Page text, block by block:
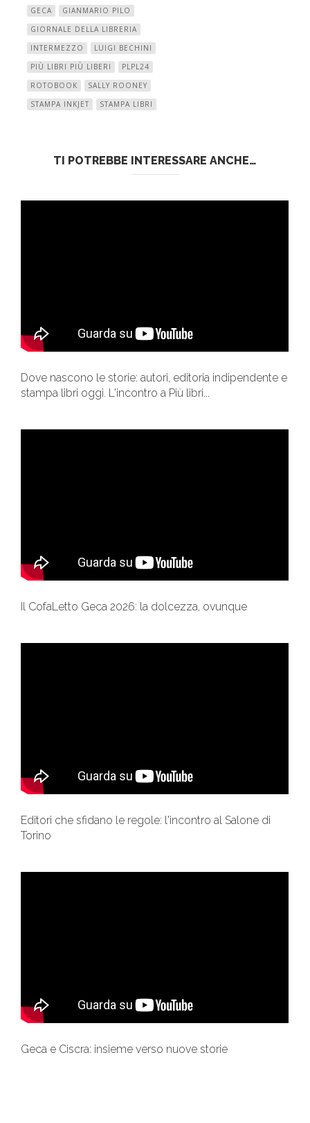
GECA
GIANMARIO PILO
GIORNALE DELLA LIBRERIA
INTERMEZZO
LUIGI BECHINI
PIÙ LIBRI PIÙ LIBERI
PLPL24
ROTOBOOK
SALLY ROONEY
STAMPA INKJET
STAMPA LIBRI
TI POTREBBE INTERESSARE ANCHE…
Dove nascono le storie: autori, editoria indipendente e
stampa libri oggi. L'incontro a Più libri...
Il CofaLetto Geca 2026: la dolcezza, ovunque
Editori che sfidano le regole: l'incontro al Salone di
Torino
Geca e Ciscra: insieme verso nuove storie